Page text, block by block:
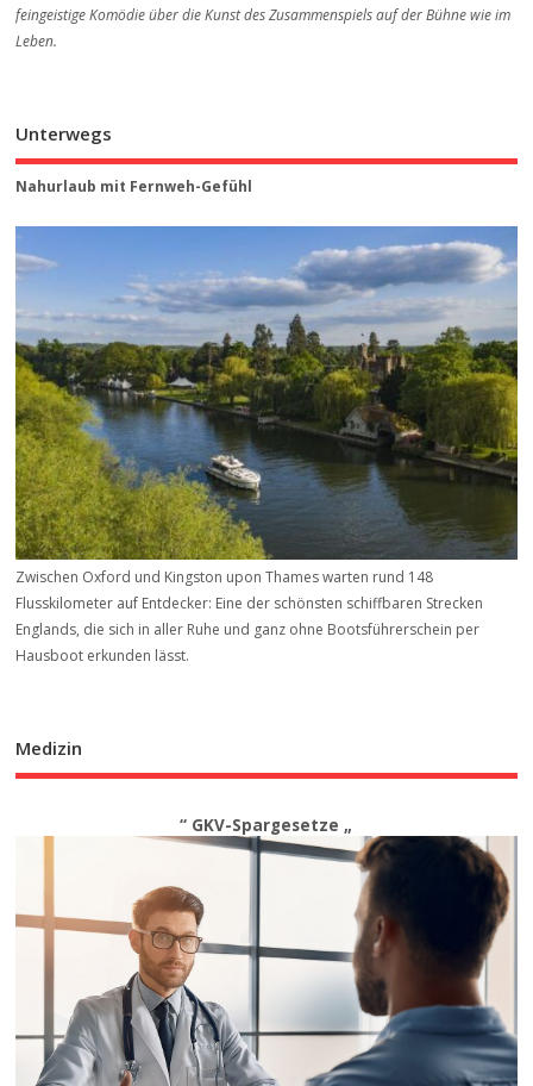
feingeistige Komödie über die Kunst des Zusammenspiels auf der Bühne wie im
Leben.
Unterwegs
Nahurlaub mit Fernweh-Gefühl
Zwischen Oxford und Kingston upon Thames warten rund 148
Flusskilometer auf Entdecker: Eine der schönsten schiffbaren Strecken
Englands, die sich in aller Ruhe und ganz ohne Bootsführerschein per
Hausboot erkunden lässt.
Medizin
“ GKV-Spargesetze „